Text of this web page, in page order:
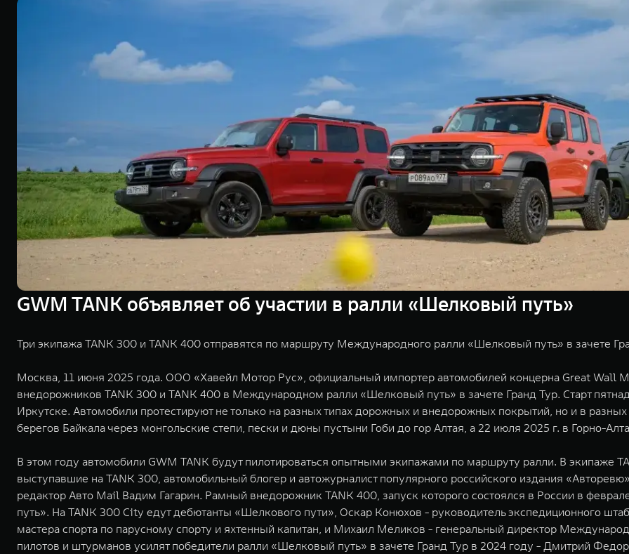
GWM TANK объявляет об участии в ралли «Шелковый путь»
Три экипажа TANK 300 и TANK 400 отправятся по маршруту Международного ралли «Шелковый путь» в зачете
Москва, 11 июня 2025 года. ООО «Хавейл Мотор Рус», официальный импортер автомобилей концерна Great Wall
внедорожников TANK 300 и TANK 400 в Международном ралли «Шелковый путь» в зачете Гранд Тур. Старт
Иркутске. Автомобили протестируют не только на разных типах дорожных и внедорожных покрытий, но и в
берегов Байкала через монгольские степи, пески и дюны пустыни Гоби до гор Алтая, а 22 июля 2025 г. в Горно-
В этом году автомобили GWM TANK будут пилотироваться опытными экипажами по маршруту ралли. В экипаже
выступавшие на TANK 300, автомобильный блогер и автожурналист популярного российского издания
редактор Авто Mail Вадим Гагарин. Рамный внедорожник TANK 400, запуск которого состоялся в России в
путь». На TANK 300 City едут дебютанты «Шелкового пути», Оскар Конюхов - руководитель экспедиционного
мастера спорта по парусному спорту и яхтенный капитан, и Михаил Меликов - генеральный директор
пилотов и штурманов усилят победители ралли «Шелковый путь» в зачете Гранд Тур в 2024 году - Дмитрий